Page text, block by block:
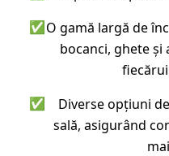
✅O gamă largă de
bocanci, ghete și
✅
Diverse opțiuni
sală, asigurând